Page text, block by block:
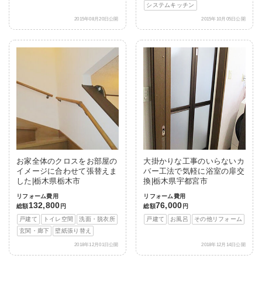
2015年08月20日公開
システムキッチン
2015年10月05日公開
お家全体のクロスをお部屋の
イメージに合わせて張替えま
した|栃木県栃木市
リフォーム費用
総額132,800 円
戸建て
トイレ空間
洗面・脱衣所
玄関・廊下
壁紙張り替え
2018年12月01日公開
大掛かりな工事のいらないカ
バー工法で気軽に浴室の扉交
換|栃木県宇都宮市
リフォーム費用
総額76,000 円
戸建て
お風呂 その他リフォーム
2018年12月14日公開